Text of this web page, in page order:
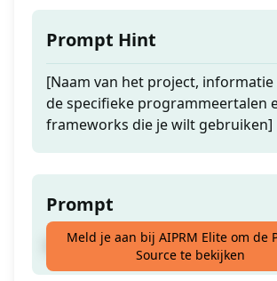
Prompt Hint
[Naam van het project, informatie
de specifieke programmeertalen
frameworks die je wilt gebruiken]
Prompt
Maak je code te mooi om waar te
Meld je aan bij AIPRM Elite om de
Source te bekijken